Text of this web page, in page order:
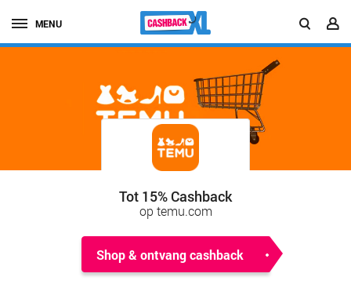
MENU
Tot 15% Cashback
op temu.com
Shop & ontvang cashback